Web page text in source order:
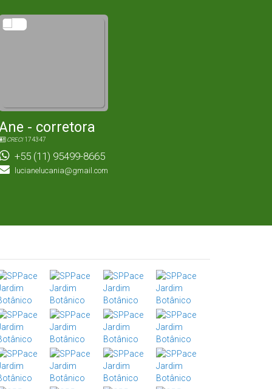
- corretora
CRECI174347
+55 (11) 95499-8665
lucianelucania@gmail.com